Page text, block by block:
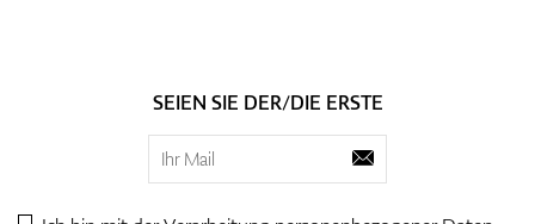
SEIEN SIE DER/DIE ERSTE